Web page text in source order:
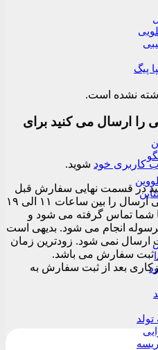
پیگ
نشده است.
را ارسال می کنید برای
کاربری خود شوید.
در قسمت نهایی سفارش قبل
از تسویه حساب تاریخ و بازه زمانی ارسال را بین ساعات ۱۱ الی ۱۹
با شما تماس گرفته می شود و
انجام می شود. بدیهی است
ارسال نمی شود. زودترین زمان
بعد از ثبت سفارش می باشد.
بعد از ثبت سفارش به